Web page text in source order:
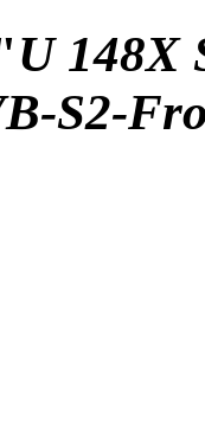
U 148X
S2-